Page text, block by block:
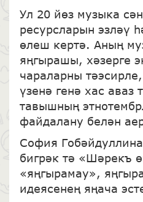
Ул 20 йөз музыка
ресурсларын эзләү
өлеш кертә. Аның
яңгырашы, хәзерге
чараларны
үзенә генә хас аваз
тавышның
файдалану белән
София
бигрәк тә «Шәрекъ
«яңгырамау»,
идеясенең яңача